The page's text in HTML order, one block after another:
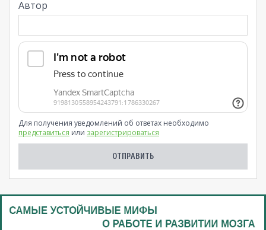
Автор
Для получения уведомлений об ответах необходимо
представиться или зарегистрироваться